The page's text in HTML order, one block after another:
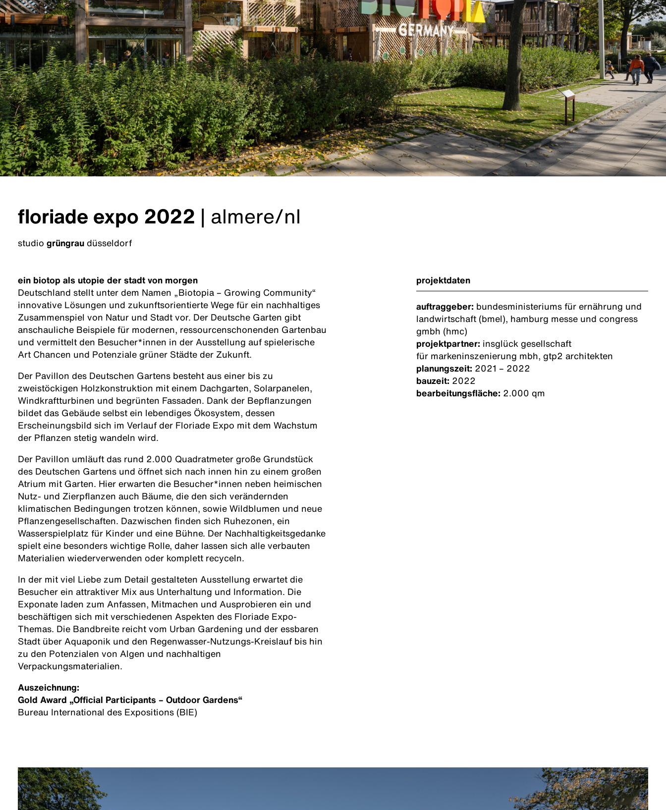
floriade expo 2022 | almere/nl
studio grüngrau düsseldorf
ein biotop als utopie der stadt von morgen
Deutschland stellt unter dem Namen „Biotopia – Growing Community“
innovative Lösungen und zukunftsorientierte Wege für ein nachhaltiges
Zusammenspiel von Natur und Stadt vor. Der Deutsche Garten gibt
anschauliche Beispiele für modernen, ressourcenschonenden Gartenbau
und vermittelt den Besucher*innen in der Ausstellung auf spielerische
Art Chancen und Potenziale grüner Städte der Zukunft.
Der Pavillon des Deutschen Gartens besteht aus einer bis zu
zweistöckigen Holzkonstruktion mit einem Dachgarten, Solarpanelen,
Windkraftturbinen und begrünten Fassaden. Dank der Bepflanzungen
bildet das Gebäude selbst ein lebendiges Ökosystem, dessen
Erscheinungsbild sich im Verlauf der Floriade Expo mit dem Wachstum
der Pflanzen stetig wandeln wird.
Der Pavillon umläuft das rund 2.000 Quadratmeter große Grundstück
des Deutschen Gartens und öffnet sich nach innen hin zu einem großen
Atrium mit Garten. Hier erwarten die Besucher*innen neben heimischen
Nutz- und Zierpflanzen auch Bäume, die den sich verändernden
klimatischen Bedingungen trotzen können, sowie Wildblumen und neue
Pflanzengesellschaften. Dazwischen finden sich Ruhezonen, ein
Wasserspielplatz für Kinder und eine Bühne. Der Nachhaltigkeitsgedanke
spielt eine besonders wichtige Rolle, daher lassen sich alle verbauten
Materialien wiederverwenden oder komplett recyceln.
In der mit viel Liebe zum Detail gestalteten Ausstellung erwartet die
Besucher ein attraktiver Mix aus Unterhaltung und Information. Die
Exponate laden zum Anfassen, Mitmachen und Ausprobieren ein und
beschäftigen sich mit verschiedenen Aspekten des Floriade Expo-
Themas. Die Bandbreite reicht vom Urban Gardening und der essbaren
Stadt über Aquaponik und den Regenwasser-Nutzungs-Kreislauf bis hin
zu den Potenzialen von Algen und nachhaltigen
Verpackungsmaterialien.
Auszeichnung:
Gold Award „Official Participants – Outdoor Gardens“
Bureau International des Expositions (BIE)
projektdaten
auftraggeber: bundesministeriums für ernährung und
landwirtschaft (bmel), hamburg messe und congress
gmbh (hmc)
projektpartner: insglück gesellschaft
für markeninszenierung mbh, gtp2 architekten
planungszeit: 2021 – 2022
bauzeit: 2022
bearbeitungsfläche: 2.000 qm